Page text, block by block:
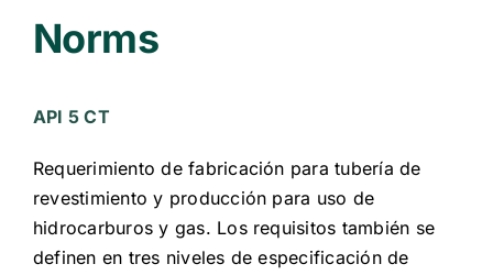
Norms
API 5 CT
Requerimiento de fabricación para tubería de
revestimiento y producción para uso de
hidrocarburos y gas. Los requisitos también se
definen en tres niveles de especificación de